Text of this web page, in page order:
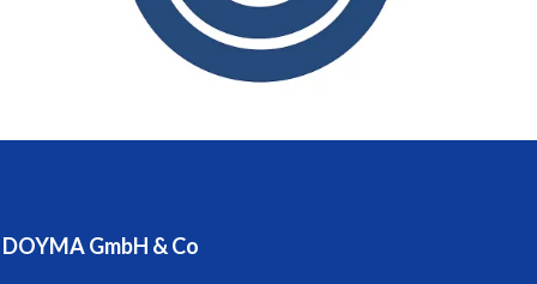
Entwicklung und Vertrieb im Innen- und Außendienst und
ist zur Wahrung seines Qualitätsstandards seit 1995
DOYMA GmbH & Co